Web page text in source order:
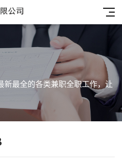
新最全的各类兼职全职工作，让